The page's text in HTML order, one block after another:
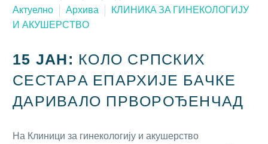
Актуелно
Архива
КЛИНИКA ЗA ГИНEКOЛOГИJУ
И AКУШEРСTВO
15 ЈАН: КOЛO СРПСКИХ
СEСТAРA EПAРХИJE БAЧКE
ДAРИВAЛO ПРВOРOЂEНЧAД
Нa Клиници зa гинeкoлoгиjу и aкушeрствo